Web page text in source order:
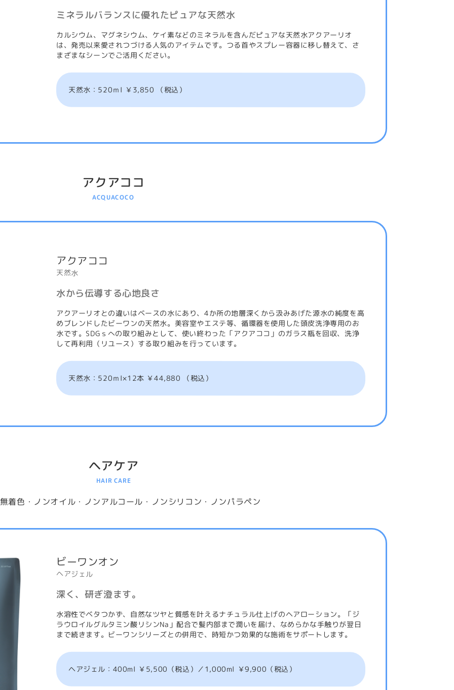
ミネラルバランスに優れたピュアな天然水
カルシウム、マグネシウム、ケイ素などのミネラルを含んだピュアな天然水アクアーリオ
は、発売以来愛されつづける人気のアイテムです。つる首やスプレー容器に移し替えて、さ
まざまなシーンでご活用ください。
天然水：520ｍl ￥3,850 （税込）
アクアココ
ACQUACOCO
アクアココ
天然水
水から伝導する心地良さ
アクアーリオとの違いはベースの水にあり、4か所の地層深くから汲みあげた源水の純度を高
めブレンドしたビーワンの天然水。美容室やエステ等、循環器を使用した頭皮洗浄専用のお
水です。SDGｓへの取り組みとして、使い終わった「アクアココ」のガラス瓶を回収、洗浄
して再利用（リユース）する取り組みを行っています。
天然水：520ｍl×12本 ￥44,880 （税込）
ヘアケア
HAIR CARE
着色・ノンオイル・ノンアルコール・ノンシリコン・ノンパラペン
ビーワンオン
ヘアジェル
深く、研ぎ澄ます。
水溶性でベタつかず、自然なツヤと質感を叶えるナチュラル仕上げのヘアローション。「ジ
ラウロイルグルタミン酸リシンNa」配合で髪内部まで潤いを届け、なめらかな手触りが翌日
まで続きます。ビーワンシリーズとの併用で、時短かつ効果的な施術をサポートします。
ヘアジェル：400ml ￥5,500（税込）／1,000ml ￥9,900（税込）